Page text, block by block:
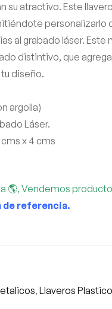
su atractivo. Este
personalizarlo
al grabado láser.
distintivo, que
diseño.
argolla)
Láser.
cms x 4 cms
🌎, Vendemos
de referencia.
, Llaveros